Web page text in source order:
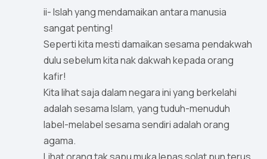
ii- Islah yang mendamaikan antara manusia
sangat penting!
Seperti kita mesti damaikan sesama pendakwah
dulu sebelum kita nak dakwah kepada orang
kafir!
Kita lihat saja dalam negara ini yang berkelahi
adalah sesama Islam, yang tuduh-menuduh
label-melabel sesama sendiri adalah orang
agama.